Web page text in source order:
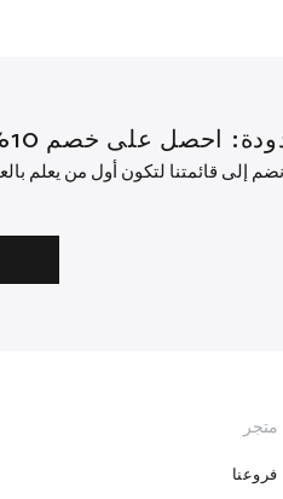
10% على طلبك الأول بقيمة60 درهم إماراتي أو أكثر.
إلى قائمتنا لتكون أول من يعلم
متجر
فروعنا